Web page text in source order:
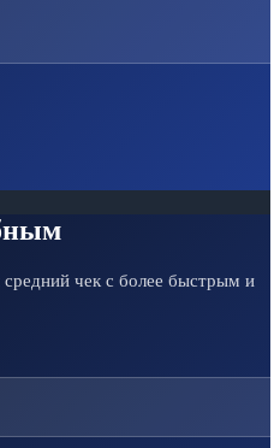
средний чек с более быстрым и